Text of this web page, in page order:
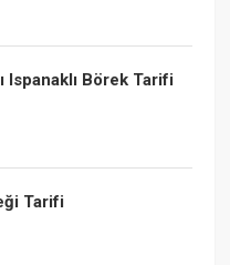
Ispanaklı Börek Tarifi
Tarifi